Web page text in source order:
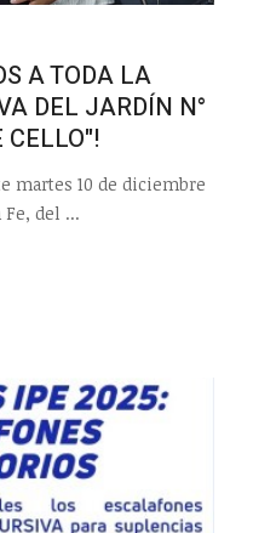
A TODA LA
DEL JARDÍN N°
CELLO"!
martes 10 de diciembre
del ...